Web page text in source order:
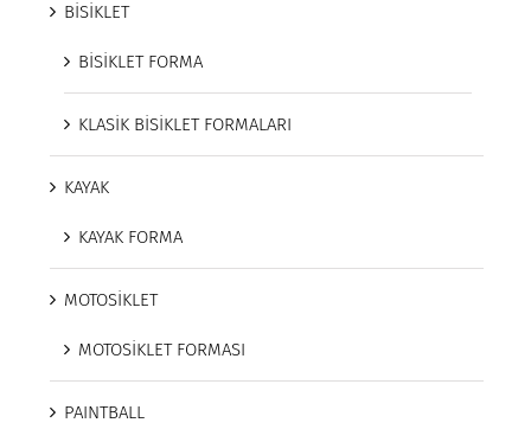
BİSİKLET
BİSİKLET FORMA
KLASİK BİSİKLET FORMALARI
KAYAK
KAYAK FORMA
MOTOSİKLET
MOTOSİKLET FORMASI
PAINTBALL